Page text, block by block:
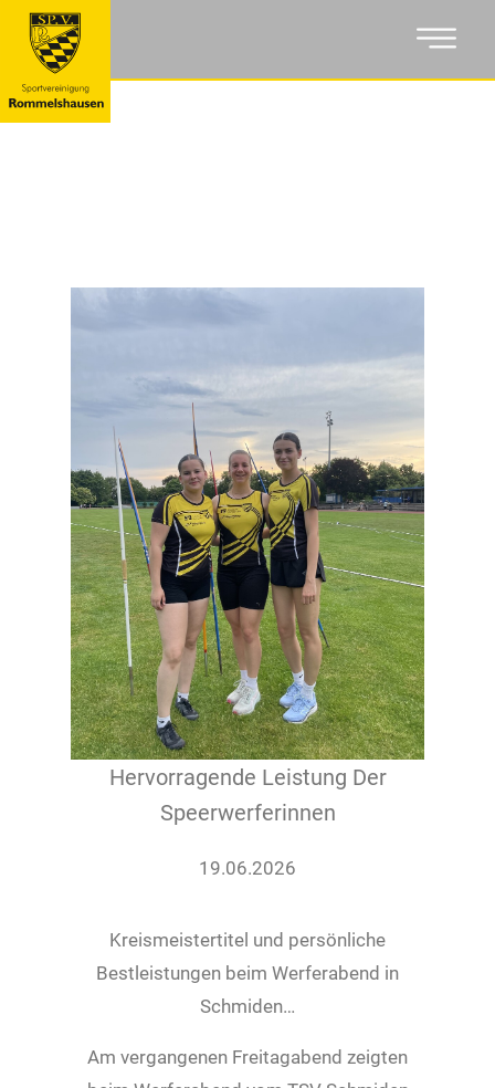
Hervorragende Leistung Der
Speerwerferinnen
19.06.2026
Kreismeistertitel und persönliche
Bestleistungen beim Werferabend in
Schmiden…
Am vergangenen Freitagabend zeigten